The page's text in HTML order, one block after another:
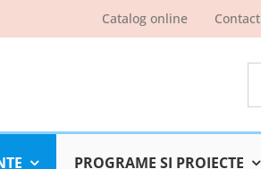
Catalog online Contact
PROGRAME ŞI PROIECTE